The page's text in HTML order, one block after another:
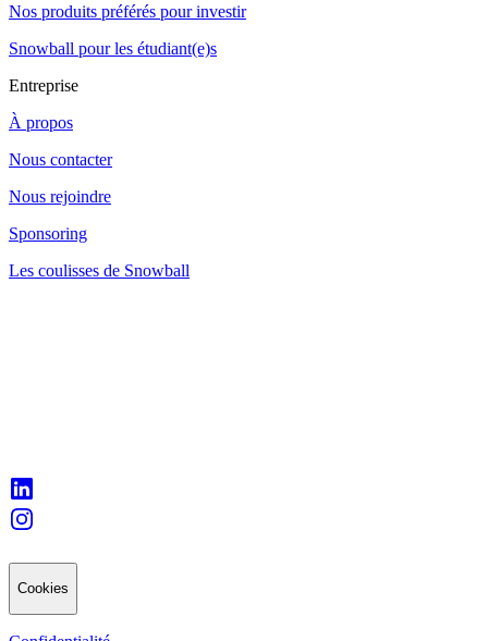
Nos produits préférés pour investir
Snowball pour les étudiant(e)s
Entreprise
À propos
Nous contacter
Nous rejoindre
Sponsoring
Les coulisses de Snowball
Cookies